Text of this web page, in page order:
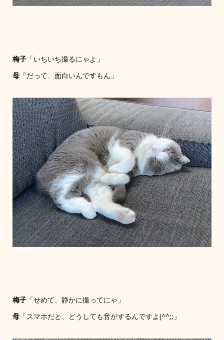
梅子「いちいち撮るにゃよ」
母「だって、面白いんですもん」
梅子「せめて、静かに撮ってにゃ」
母「スマホだと、どうしても音がするんですよ(^^;;」